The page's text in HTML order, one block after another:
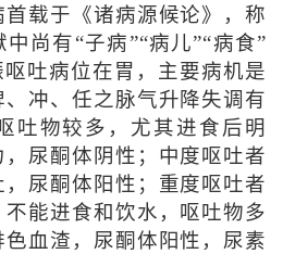
载于《诸病源候论》，称
尚有“子病”“病儿”“病食”
吐病位在胃，主要病机是
冲、任之脉气升降失调有
吐物较多，尤其进食后明
尿酮体阴性；中度呕吐者
尿酮体阳性；重度呕吐者
能进食和饮水，呕吐物多
血渣，尿酮体阳性，尿素